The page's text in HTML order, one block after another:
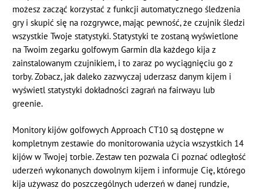
możesz zacząć korzystać z funkcji automatycznego śledzenia
gry i skupić się na rozgrywce, mając pewność, że czujnik śledzi
wszystkie Twoje statystyki. Statystyki te zostaną wyświetlone
na Twoim zegarku golfowym Garmin dla każdego kija z
zainstalowanym czujnikiem, i to zaraz po wyciągnięciu go z
torby. Zobacz, jak daleko zazwyczaj uderzasz danym kijem i
wyświetl statystyki dokładności zagrań na fairwayu lub
greenie.
Monitory kijów golfowych Approach CT10 są dostępne w
kompletnym zestawie do monitorowania użycia wszystkich 14
kijów w Twojej torbie. Zestaw ten pozwala Ci poznać odległość
uderzeń wykonanych dowolnym kijem i informuje Cię, którego
kija używasz do poszczególnych uderzeń w danej rundzie,